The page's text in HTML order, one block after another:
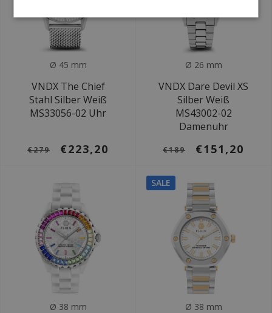
Ø 45 mm
VNDX The Chief
Stahl Silber Weiß
MS33056-02 Uhr
€279 €223,20
Ø 26 mm
VNDX Dare Devil XS
Silber Weiß
MS43002-02
Damenuhr
€189 €151,20
Ø 38 mm
SALE
Ø 38 mm